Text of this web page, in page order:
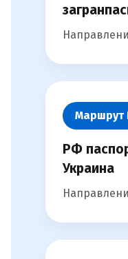
Маршрут
РФ
Украина